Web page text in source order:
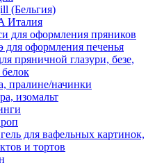
(Бельгия)
Италия
для оформления пряников
для оформления печенья
пряничной глазури, безе,
пралине/начинки
изомальт
для вафельных картинок,
и тортов